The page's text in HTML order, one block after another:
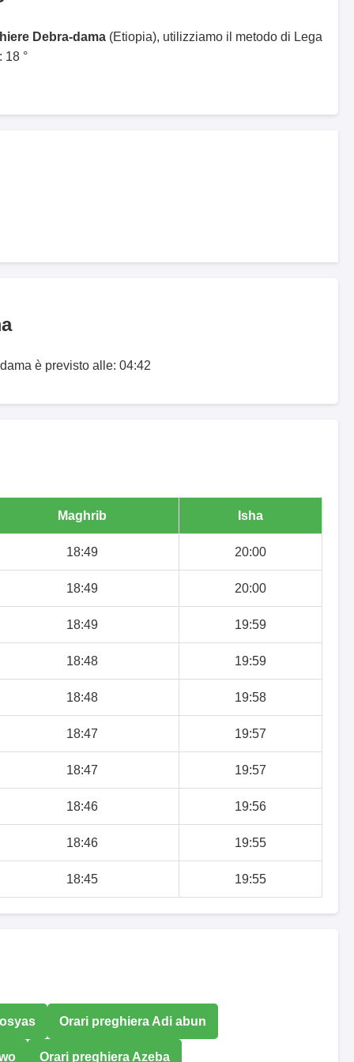
Debra-dama (Etiopia), utilizziamo il metodo di Lega
18 °
è previsto alle: 04:42
Maghrib Isha
18:49 20:00
18:49 20:00
18:49 19:59
18:48 19:59
18:48 19:58
18:47 19:57
18:47 19:57
18:46 19:56
18:46 19:55
18:45 19:55
Orari preghiera Adi abun
Orari preghiera Azeba